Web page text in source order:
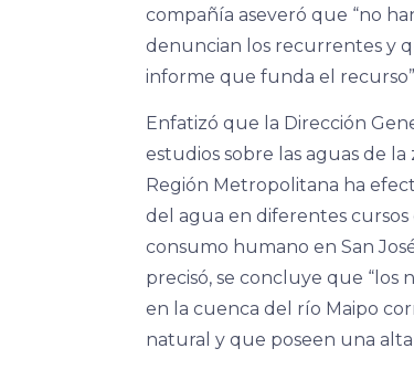
compañía aseveró que “no
denuncian los recurrentes y
informe que funda el
Enfatizó que la Dirección
estudios sobre las aguas de
Región Metropolitana ha
del agua en diferentes cursos
consumo humano en San
precisó, se concluye que “los
en la cuenca del río Maipo
natural y que poseen una alta